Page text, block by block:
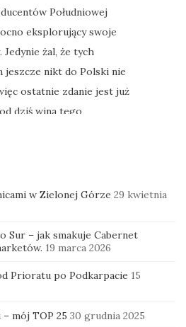
w Zielonej Górze 29 kwietnia
Sur – jak smakuje Cabernet
19 marca 2026
Prioratu po Podkarpacie 15
mój TOP 25 30 grudnia 2025